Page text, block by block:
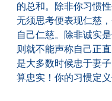
的总和。除非你习惯
无须思考便表现仁慈
自己仁慈。除非诚实
则就不能声称自己正
是大多数时候忠于妻
算忠实！你的习惯定义